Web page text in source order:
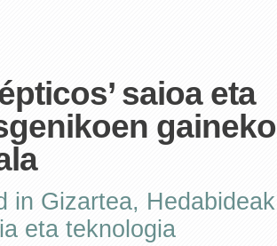
saioa eta
in Gizartea, Hedabideak
eta teknologia